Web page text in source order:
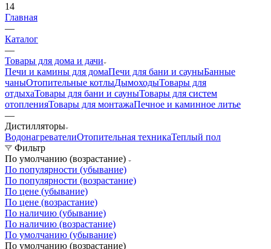
14
Главная
—
Каталог
—
Товары для дома и дачи
Печи и камины для домаПечи для бани и сауныБанные
чаныОтопительные котлыДымоходыТовары для
отдыхаТовары для бани и сауныТовары для систем
отопленияТовары для монтажаПечное и каминное литье
—
Дистилляторы
ВодонагревателиОтопительная техникаТеплый пол
Фильтр
По умолчанию (возрастание)
По популярности (убывание)
По популярности (возрастание)
По цене (убывание)
По цене (возрастание)
По наличию (убывание)
По наличию (возрастание)
По умолчанию (убывание)
По умолчанию (возрастание)